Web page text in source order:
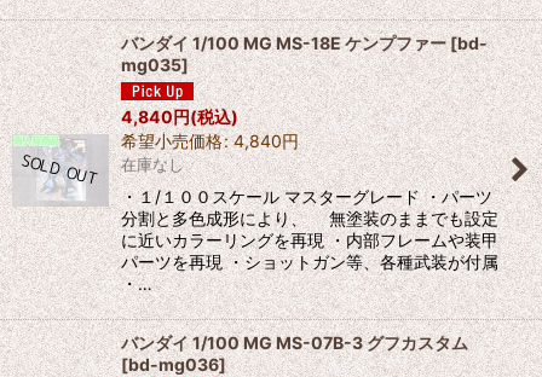
バンダイ 1/100 MG MS-18E ケンプファー[bd-
mg035]
4,840円(税込)
希望小売価格: 4,840円
在庫なし
・１/１００スケール マスターグレード ・パーツ
分割と多色成形により、 無塗装のままでも設定
に近いカラーリングを再現 ・内部フレームや装甲
パーツを再現 ・ショットガン等、各種武装が付属
・…
バンダイ 1/100 MG MS-07B-3 グフカスタム
[bd-mg036]